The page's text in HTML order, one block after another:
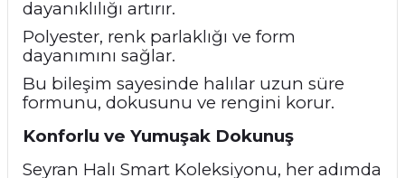
dayanıklılığı artırır.
Polyester, renk parlaklığı ve form
dayanımını sağlar.
Bu bileşim sayesinde halılar uzun süre
formunu, dokusunu ve rengini korur.
Konforlu ve Yumuşak Dokunuş
Seyran Halı Smart Koleksiyonu, her adımda